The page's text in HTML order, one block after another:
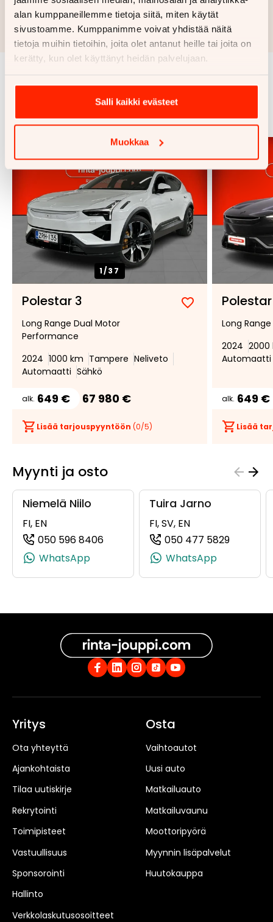
alan kumppaneillemme tietoja siitä, miten käytät
sivustoamme. Kumppanimme voivat yhdistää näitä
tietoja muihin tietoihin, joita olet antanut heille tai joita on
kerätty, kun olet käyttänyt heidän palvelujaan.
Salli kaikki evästeet
Muokkaa
Rahoituslaskelma on suuntaa antava ja edellyttää hyväksytyn
luottopäätöksen ja kaskovakuutuksen.
Samankaltaisia ajoneuvoja
1/37
Polestar 3
Lisää
suosikiksi
Poista
suosikeista
Long Range Dual Motor
Performance
2024 1000 km Tampere Neliveto
Automaatti Sähkö
alk. 649 € 67 980 €
Lisää tarjouspyyntöön (0/5)
Long
2024 2000
Automaatti
alk. 649 €
Lisää
Myynti ja osto
Niemelä Niilo
FI, EN
050 596 8406
(+358505968406, 0505968406,
WhatsApp
Tuira Jarno
FI, SV, EN
050 477 5829
WhatsApp
Yritys
Ota yhteyttä
Ajankohtaista
Tilaa uutiskirje
Rekrytointi
Toimipisteet
Vastuullisuus
Sponsorointi
Hallinto
Verkkolaskutusosoitteet
Osta
Vaihtoautot
Uusi auto
Matkailuauto
Matkailuvaunu
Moottoripyörä
Myynnin lisäpalvelut
Huutokauppa